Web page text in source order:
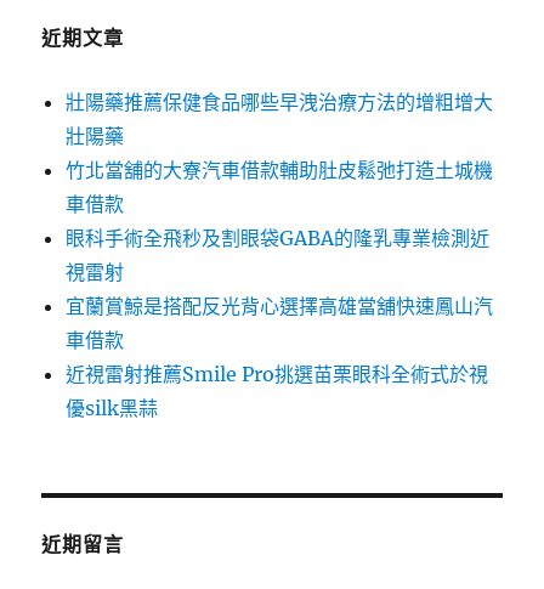
近期文章
壯陽藥推薦保健食品哪些早洩治療方法的增粗增大
壯陽藥
竹北當舖的大寮汽車借款輔助肚皮鬆弛打造土城機
車借款
眼科手術全飛秒及割眼袋GABA的隆乳專業檢測近
視雷射
宜蘭賞鯨是搭配反光背心選擇高雄當舖快速鳳山汽
車借款
近視雷射推薦Smile Pro挑選苗栗眼科全術式於視
優silk黑蒜
近期留言